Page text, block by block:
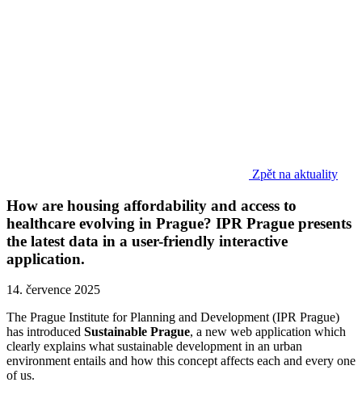
Zpět na aktuality
How are housing affordability and access to
healthcare evolving in Prague? IPR Prague presents
the latest data in a user-friendly interactive
application.
14. července 2025
The Prague Institute for Planning and Development (IPR Prague)
has introduced Sustainable Prague, a new web application which
clearly explains what sustainable development in an urban
environment entails and how this concept affects each and every one
of us.